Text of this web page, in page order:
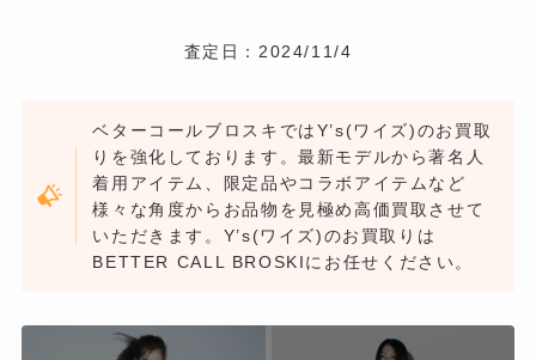
査定日：2024/11/4
ベターコールブロスキではY’s(ワイズ)のお買取
りを強化しております。最新モデルから著名人
着用アイテム、限定品やコラボアイテムなど
様々な角度からお品物を見極め高価買取させて
いただきます。Y’s(ワイズ)のお買取りは
BETTER CALL BROSKIにお任せください。